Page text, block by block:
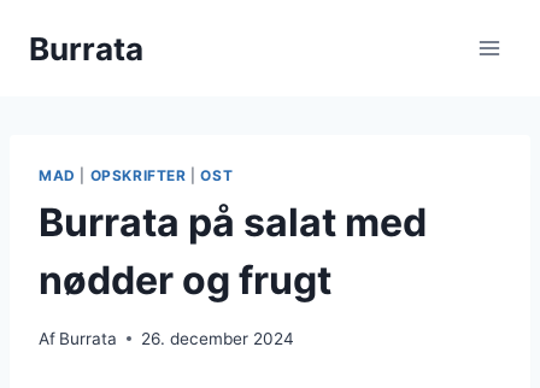
Burrata
MAD OPSKRIFTER |OST
Burrata på salat med
nødder og frugt
Af Burrata 26. december 2024